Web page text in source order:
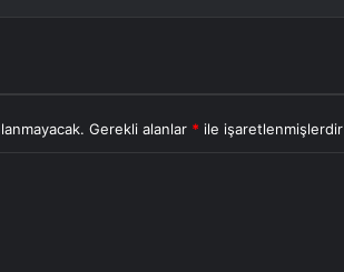
Gerekli alanlar * ile işaretlenmişlerdir